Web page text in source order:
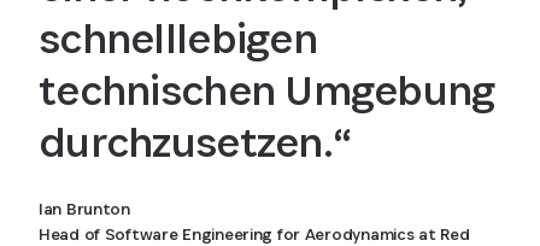
schnelllebigen
technischen Umgebung
durchzusetzen.“
Ian Brunton
Head of Software Engineering for Aerodynamics at Red